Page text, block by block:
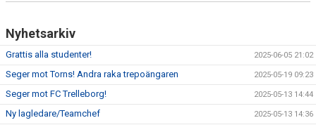
Nyhetsarkiv
Grattis alla studenter! 2025-06-05 21:02
Seger mot Torns! Andra raka trepoängaren 2025-05-19 09:23
Seger mot FC Trelleborg! 2025-05-13 14:44
Ny lagledare/Teamchef 2025-05-13 14:36